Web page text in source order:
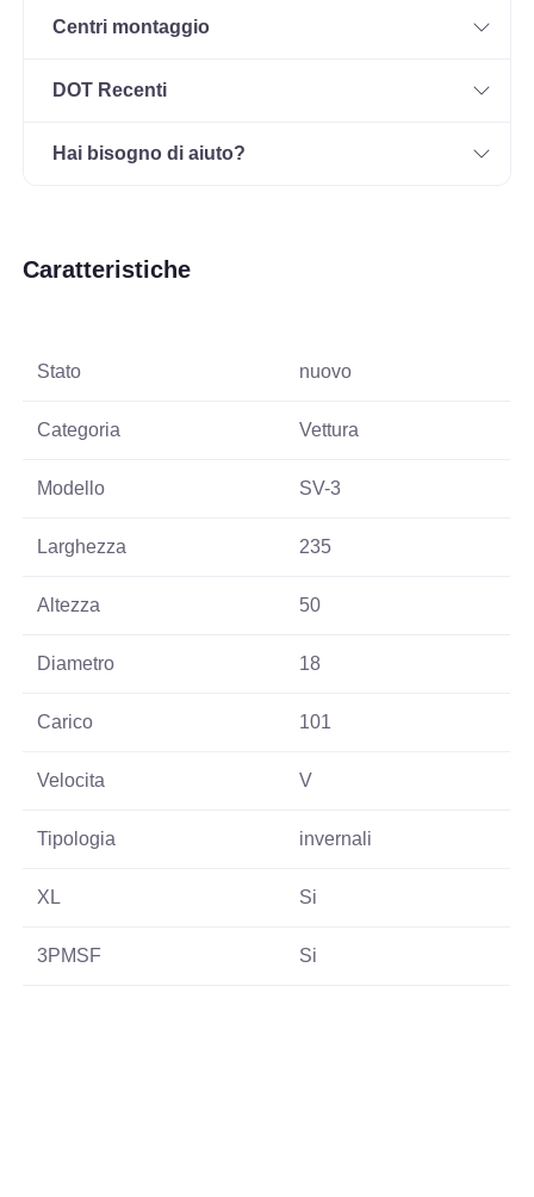
Centri montaggio
DOT Recenti
Hai bisogno di aiuto?
Caratteristiche
Stato nuovo
Categoria Vettura
Modello SV-3
Larghezza 235
Altezza 50
Diametro 18
Carico 101
Velocita V
Tipologia invernali
XL Si
3PMSF Si